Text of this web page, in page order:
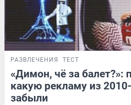
РАЗВЛЕЧЕНИЯ ТЕСТ
«Димон, чё за балет?»:
какую рекламу из
забыли